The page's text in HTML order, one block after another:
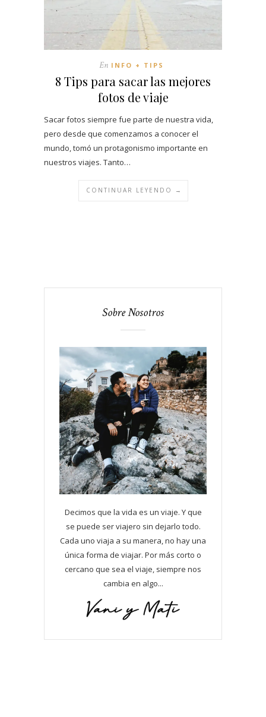
En INFO + TIPS
8 Tips para sacar las mejores
fotos de viaje
Sacar fotos siempre fue parte de nuestra vida,
pero desde que comenzamos a conocer el
mundo, tomó un protagonismo importante en
nuestros viajes. Tanto…
CONTINUAR LEYENDO →
Sobre Nosotros
Decimos que la vida es un viaje. Y que
se puede ser viajero sin dejarlo todo.
Cada uno viaja a su manera, no hay una
única forma de viajar. Por más corto o
cercano que sea el viaje, siempre nos
cambia en algo...